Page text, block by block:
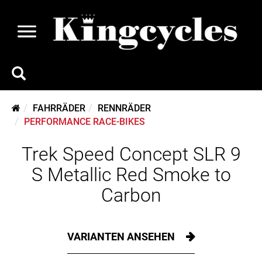
FAHRRÄDER
RENNRÄDER
PERFORMANCE RACE-BIKES
Trek Speed Concept SLR 9
S Metallic Red Smoke to
Carbon
VARIANTEN ANSEHEN